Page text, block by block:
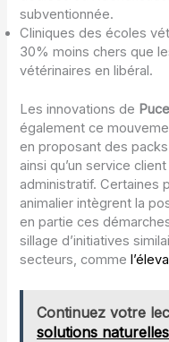
subventionnée.
Cliniques des écoles
30% moins chers que
vétérinaires en libéral.
Les innovations de
également ce
en proposant des
ainsi qu’un service
administratif. Certaines
animalier intègrent la
en partie ces
sillage d’initiatives
secteurs, comme
Continuez votre
solutions